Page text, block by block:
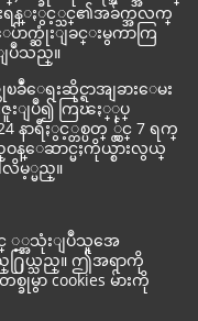
းရန္ႏွင့္သင္၏အခ်က္အလက္
က္ဆုံးျခင္းမွကာကြ
ပဳသည္။
းဆိုင္ရာအျခားေမး
းဇူးျပဳ၍ ကြၽႏ္ုပ္
နာရီႏွင့္တစ္ပတ္ ္လွ်င္ 7 ရက္
န္ေဆာင္မႈကိုယ္စားလွယ္
လိမ့္မည္။
င္ ့္အသုံးျပဳသူအေ
ည္႐ြယ္သည္။ ဤအရာကို
မွာ cookies မ်ားကို